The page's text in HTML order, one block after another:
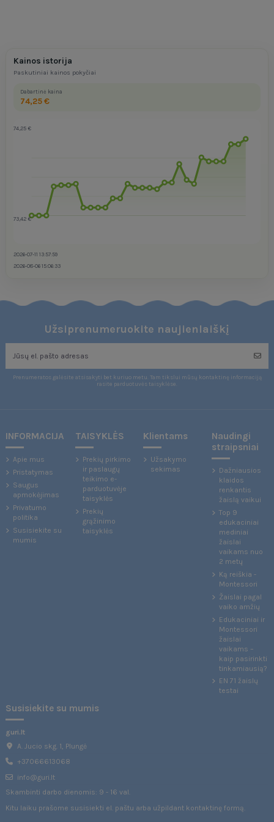
Kainos istorija
Paskutiniai kainos pokyčiai
Dabartinė kaina
74,25 €
74,25 €
73,42 €
2026-07-11 13:57:59
2026-08-06 15:06:33
Užsiprenumeruokite naujienlaiškį
Prenumeratos galėsite atsisakyti bet kuriuo metu. Tam tikslui mūsų kontaktinę informaciją
rasite parduotuvės taisyklėse.
INFORMACIJA
Apie mus
Pristatymas
Saugus
apmokėjimas
Privatumo
politika
Susisiekite su
mumis
TAISYKLĖS
Prekių pirkimo
ir paslaugų
teikimo e-
parduotuvėje
taisyklės
Prekių
grąžinimo
taisyklės
Klientams
Užsakymo
sekimas
Naudingi
straipsniai
Dažniausios
klaidos
renkantis
žaislą vaikui
Top 9
edukaciniai
mediniai
žaislai
vaikams nuo
2 metų
Ką reiškia -
Montessori
Žaislai pagal
vaiko amžių
Edukaciniai ir
Montessori
žaislai
vaikams –
kaip pasirinkti
tinkamiausią?
EN 71 žaislų
testai
Susisiekite su mumis
guri.lt
A. Jucio skg. 1, Plungė
+37066613068
info@guri.lt
Skambinti darbo dienomis: 9 - 16 val.
Kitu laiku prašome susisiekti el. paštu arba užpildant kontaktinę formą